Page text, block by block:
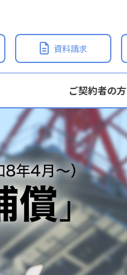
資料請求
ご契約者の方